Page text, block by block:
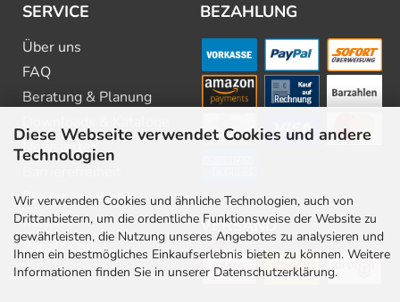
Diese Webseite verwendet Cookies und andere
Technologien
Wir verwenden Cookies und ähnliche Technologien, auch von
Drittanbietern, um die ordentliche Funktionsweise der Website zu
gewährleisten, die Nutzung unseres Angebotes zu analysieren und
Ihnen ein bestmögliches Einkaufserlebnis bieten zu können. Weitere
Informationen finden Sie in unserer Datenschutzerklärung.
SERVICE
Über uns
FAQ
Beratung & Planung
Newsletter
Stellenangebote
Kontakt
Rabatt Codes
BEZAHLUNG
VERSAND